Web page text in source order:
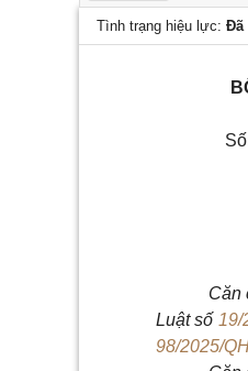
Tình trạng hiệu lực: Đã
Căn
Luật số 19/
98/2025/